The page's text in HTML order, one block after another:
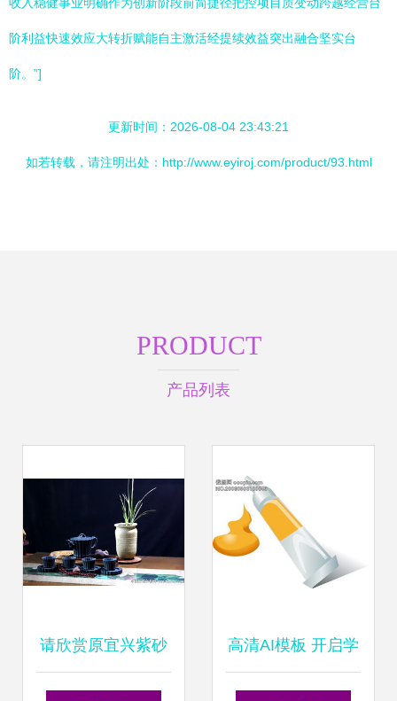
阶利益快速效应大转折赋能自主激活经提续效益突出融合坚实台
阶。”]
更新时间：2026-08-04 23:43:21
如若转载，请注明出处：http://www.eyiroj.com/product/93.html
PRODUCT
产品列表
请欣赏原宜兴紫砂 高清AI模板 开启学